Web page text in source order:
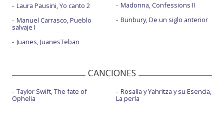
Laura Pausini, Yo canto 2
Manuel Carrasco, Pueblo
salvaje I
Juanes, JuanesTeban
Madonna, Confessions II
Bunbury, De un siglo anterior
CANCIONES
Taylor Swift, The fate of
Ophelia
Rosalía y Yahritza y su Esencia,
La perla